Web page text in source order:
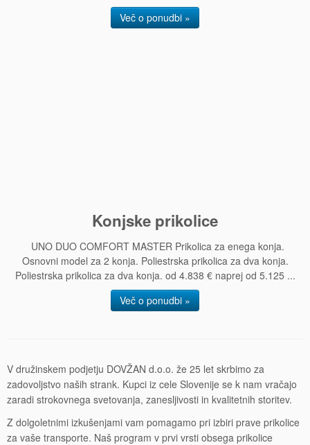
Več o ponudbi »
Konjske prikolice
UNO DUO COMFORT MASTER Prikolica za enega konja.
Osnovni model za 2 konja. Poliestrska prikolica za dva konja.
Poliestrska prikolica za dva konja. od 4.838 € naprej od 5.125 ...
Več o ponudbi »
V družinskem podjetju DOVŽAN d.o.o. že 25 let skrbimo za
zadovoljstvo naših strank. Kupci iz cele Slovenije se k nam vračajo
zaradi strokovnega svetovanja, zanesljivosti in kvalitetnih storitev.
Z dolgoletnimi izkušenjami vam pomagamo pri izbiri prave prikolice
za vaše transporte. Naš program v prvi vrsti obsega prikolice